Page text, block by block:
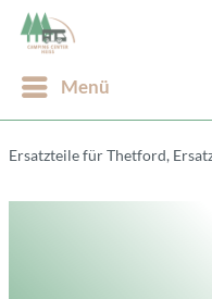
Menü
Ersatzteile für Thetford,